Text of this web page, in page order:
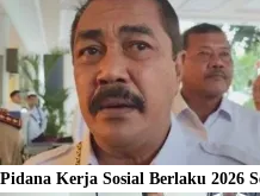
Pidana Kerja Sosial Berlaku 2026